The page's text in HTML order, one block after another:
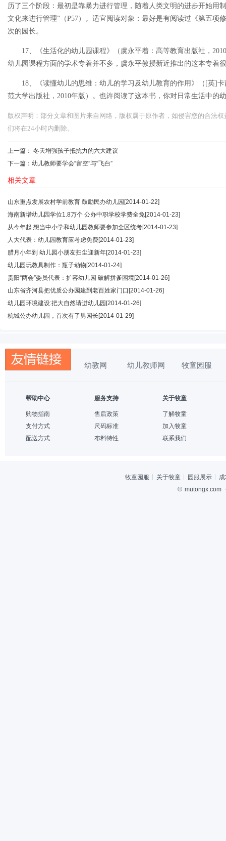
历了三个阶段：最初是靠暴力进行管理，随着人类文明的进步开始用
文化来进行管理”（P57）。适宜阅读对象：最好是有阅读过《第五项
次的园长。
17、《生活化的幼儿园课程》（虞永平着：高等教育出版社，
幼儿园课程方面的学术专着并不多，虞永平教授新近推出的这本专着
18、《读懂幼儿的思维：幼儿的学习及幼儿教育的作用》（[英]卡
范大学出版社，2010年版）。也许阅读了这本书，你对日常生活中的
版权声明：部分文章和图片来自网络，版权属于原作者，如侵害您的合法
们将在24小时内删除。
上一篇： 冬天增强孩子抵抗力的六大建议
下一篇： 幼儿教师要学会“留空”与“飞白”
相关文章
山东重点发展农村学前教育 鼓励民办幼儿园 [2014-01-22]
海南新增幼儿园学位1.8万个 公办中职学校学费全免[2014-01-23]
从今年起 想当中小学和幼儿园教师要参加全区统考[2014-01-23]
人大代表：幼儿园教育应考虑免费[2014-01-23]
腊月小年到 幼儿园小朋友扫尘迎新年[2014-01-23]
幼儿园玩教具制作：瓶子动物 [2014-01-24]
贵阳“两会”委员代表：扩容幼儿园 破解拼爹困境[2014-01-26]
山东省齐河县把优质公办园建到老百姓家门口 [2014-01-26]
幼儿园环境建设:把大自然请进幼儿园 [2014-01-26]
杭城公办幼儿园，首次有了男园长 [2014-01-29]
幼教网 幼儿教师网 牧童园服
帮助中心
购物指南
支付方式
配送方式
服务支持
售后政策
尺码标准
布料特性
关于牧童
了解牧童
加入牧童
联系我们
牧童园服 关于牧童 园服展示
© mutongx.com